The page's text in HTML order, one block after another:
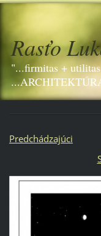
Rasťo
"...firmitas + utilitas
Predchádzajúci